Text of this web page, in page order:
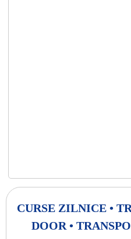
CURSE ZILNICE •
DOOR •